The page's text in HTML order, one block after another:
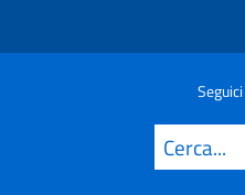
Cerca